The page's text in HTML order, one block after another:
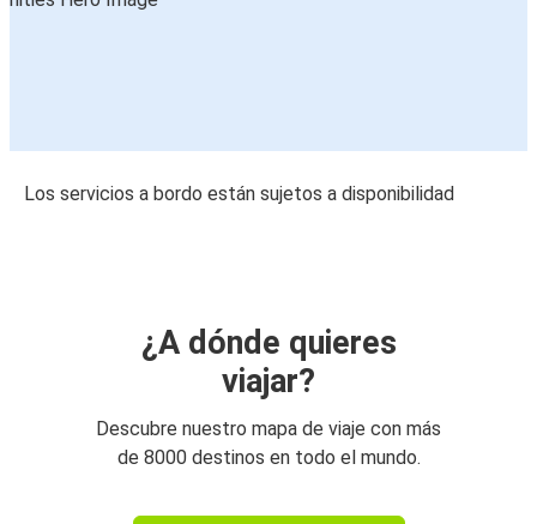
Los servicios a bordo están sujetos a disponibilidad
¿A dónde quieres
viajar?
Descubre nuestro mapa de viaje con más
de 8000 destinos en todo el mundo.